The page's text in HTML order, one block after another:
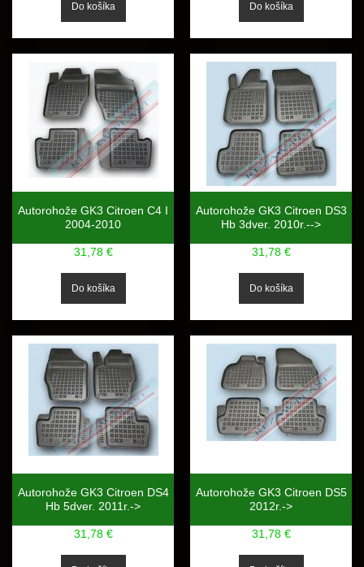
Autorohože GK3 Citroen C4 I
2004-2010
31,78 €
Autorohože GK3 Citroen DS3
Hb 3dver. 2010r.-->
31,78 €
Autorohože GK3 Citroen DS4
Hb 5dver. 2011r.->
31,78 €
Autorohože GK3 Citroen DS5
2012r.->
31,78 €